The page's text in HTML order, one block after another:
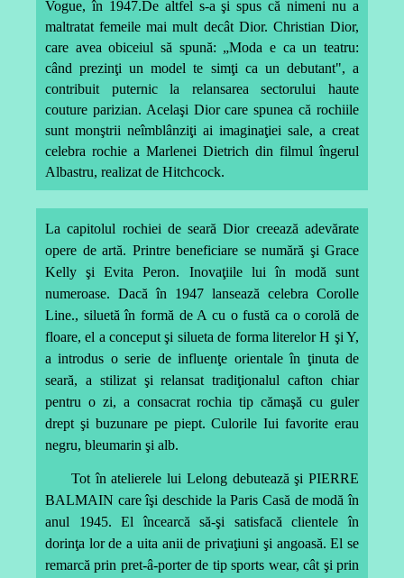
Vogue, în 1947.De altfel s-a şi spus că nimeni nu a
maltratat femeile mai mult decât Dior. Christian Dior,
care avea obiceiul să spună: „Moda e ca un teatru:
când prezinţi un model te simţi ca un debutant", a
contribuit puternic la relansarea sectorului haute
couture parizian. Acelaşi Dior care spunea că rochiile
sunt monştrii neîmblânziţi ai imaginaţiei sale, a creat
celebra rochie a Marlenei Dietrich din filmul îngerul
Albastru, realizat de Hitchcock.
La capitolul rochiei de seară Dior creează adevărate
opere de artă. Printre beneficiare se numără şi Grace
Kelly şi Evita Peron. Inovaţiile lui în modă sunt
numeroase. Dacă în 1947 lansează celebra Corolle
Line., siluetă în formă de A cu o fustă ca o corolă de
floare, el a conceput şi silueta de forma literelor H şi Y,
a introdus o serie de influenţe orientale în ţinuta de
seară, a stilizat şi relansat tradiţionalul cafton chiar
pentru o zi, a consacrat rochia tip cămaşă cu guler
drept şi buzunare pe piept. Culorile Iui favorite erau
negru, bleumarin şi alb.
Tot în atelierele lui Lelong debutează şi PIERRE
BALMAIN care îşi deschide la Paris Casă de modă în
anul 1945. El încearcă să-şi satisfacă clientele în
dorinţa lor de a uita anii de privaţiuni şi angoasă. El se
remarcă prin pret-â-porter de tip sports wear, cât şi prin